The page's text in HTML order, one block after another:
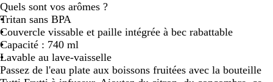
u
n
e
a
n
c
u
n
i
e
u
Quels sont vos arômes ?
Tritan sans BPA
Couvercle vissable et paille intégrée à bec rabattable
Capacité : 740 ml
Lavable au lave-vaisselle
Passez de l'eau plate aux boissons fruitées avec la bouteille